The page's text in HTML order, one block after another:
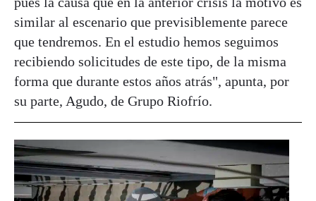
similar al escenario que previsiblemente parece
que tendremos. En el estudio hemos seguimos
recibiendo solicitudes de este tipo, de la misma
forma que durante estos años atrás", apunta, por
su parte, Agudo, de Grupo Riofrío.